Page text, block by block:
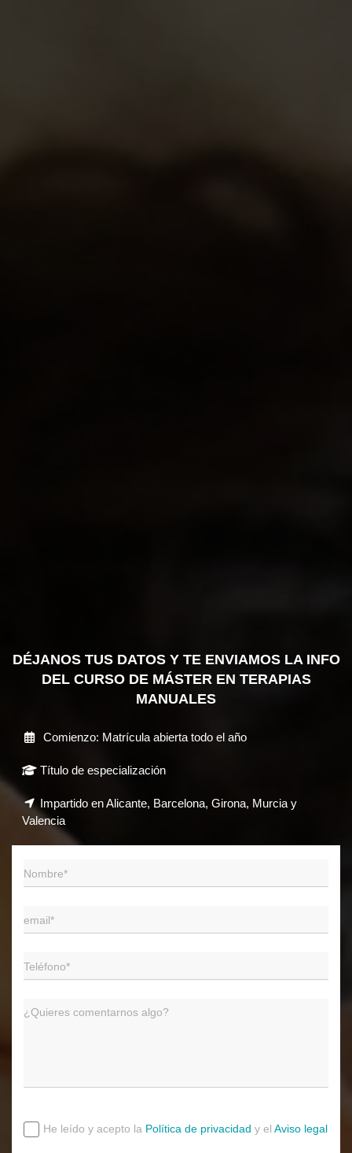
DÉJANOS TUS DATOS Y TE ENVIAMOS LA INFO
DEL CURSO DE MÁSTER EN TERAPIAS
MANUALES
Comienzo: Matrícula abierta todo el año
Título de especialización
Impartido en Alicante, Barcelona, Girona, Murcia y
Valencia
He leído y acepto la Política de privacidad y el Aviso legal